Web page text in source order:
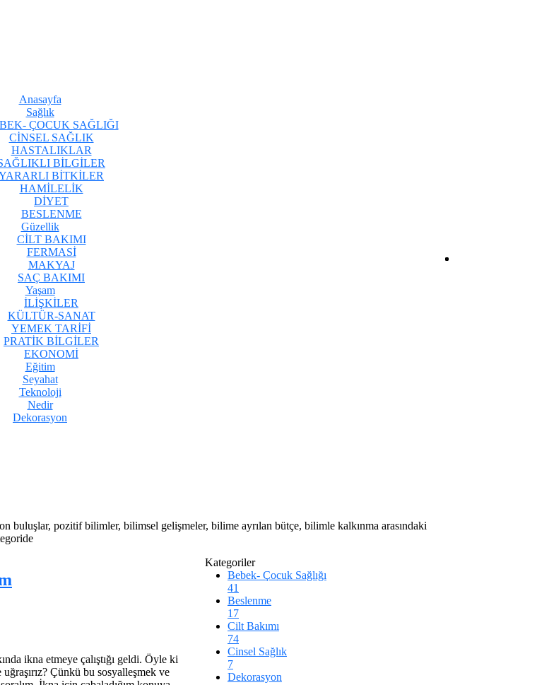
Anasayfa
Sağlık
ÇOCUK SAĞLIĞI
CİNSEL SAĞLIK
HASTALIKLAR
BİLGİLER
BİTKİLER
HAMİLELİK
DİYET
BESLENME
Güzellik
CİLT BAKIMI
FERMASİ
MAKYAJ
SAÇ BAKIMI
Yaşam
İLİŞKİLER
KÜLTÜR-SANAT
YEMEK TARİFİ
PRATİK BİLGİLER
EKONOMİ
Eğitim
Seyahat
Teknoloji
Nedir
Dekorasyon
buluşlar, pozitif bilimler, bilimsel gelişmeler, bilime ayrılan bütçe, bilimle kalkınma arasındaki
ikna etmeye çalıştığı geldi. Öyle ki
Çünkü bu sosyalleşmek ve
Kategoriler
Bebek- Çocuk Sağlığı
41
Beslenme
17
Cilt Bakımı
74
Cinsel Sağlık
7
Dekorasyon